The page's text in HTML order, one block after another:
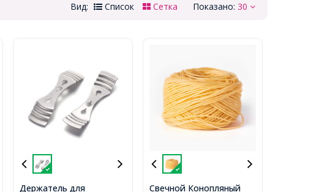
Показано: 30
Вид: Список Сетка
Держатель для
Свечной Конопляный